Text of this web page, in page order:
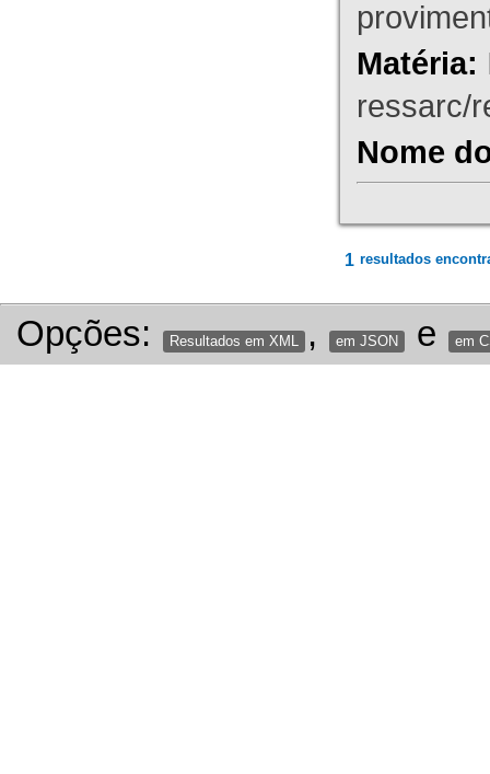
Matéria:
ressarc/
Nome
1 resultados
Opções: Resultados em XML , em JSON e em